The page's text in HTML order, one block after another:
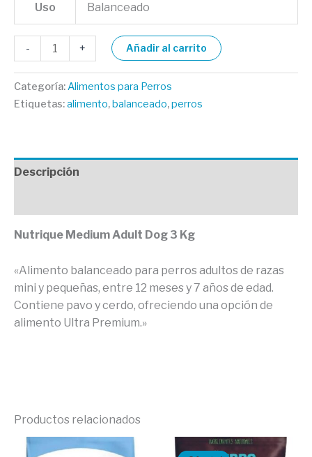
Uso Balanceado
- + Añadir al carrito
Categoría:Alimentos para Perros
Etiquetas:alimento,balanceado,perros
Descripción
Nutrique Medium Adult Dog 3 Kg
«Alimento balanceado para perros adultos de razas
mini y pequeñas, entre 12 meses y 7 años de edad.
Contiene pavo y cerdo, ofreciendo una opción de
alimento Ultra Premium.»
Productos relacionados
El